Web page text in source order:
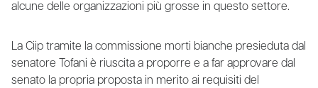
alcune delle organizzazioni più grosse in questo settore.
La Ciip tramite la commissione morti bianche presieduta dal
senatore Tofani è riuscita a proporre e a far approvare dal
senato la propria proposta in merito ai requisiti del